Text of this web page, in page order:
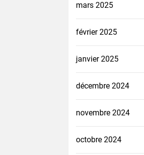
mars 2025
février 2025
janvier 2025
décembre 2024
novembre 2024
octobre 2024